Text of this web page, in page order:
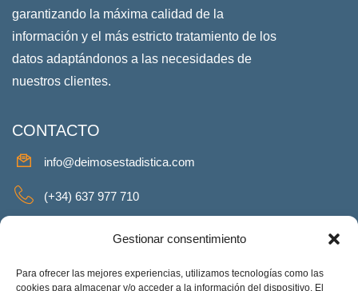
Gestionar consentimiento
Para ofrecer las mejores experiencias, utilizamos tecnologías como las
cookies para almacenar y/o acceder a la información del dispositivo. El
garantizando la máxima calidad de la
información y el más estricto tratamiento de los
datos adaptándonos a las necesidades de
nuestros clientes.
CONTACTO
info@deimosestadistica.com
(+34) 637 977 710